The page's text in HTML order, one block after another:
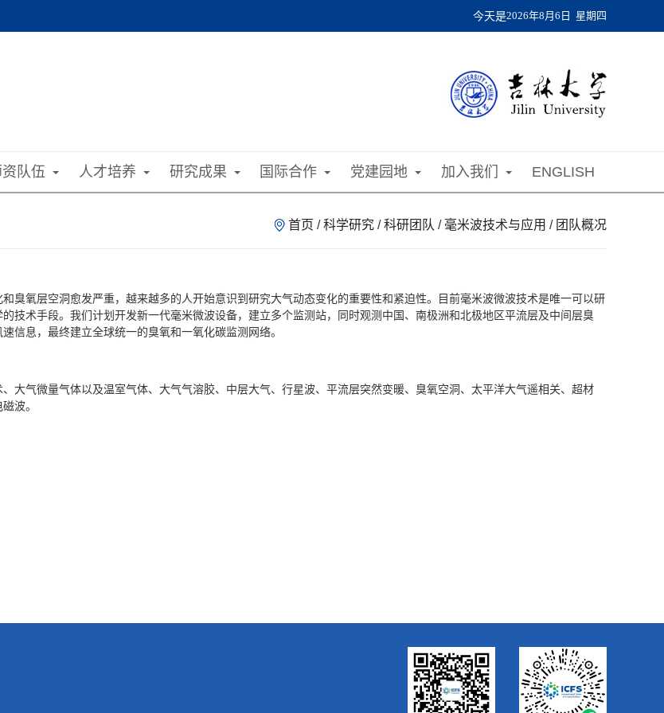
今天是2026年8月6日 星期四
资队伍 人才培养 研究成果 国际合作 党建园地 加入我们 ENGLISH
首页 /科学研究 /科研团队 / 毫米波技术与应用 / 团队概况
和臭氧层空洞愈发严重，越来越多的人开始意识到研究大气动态变化的重要性和紧迫性。目前毫米波微波技术是唯一可以研
技术手段。我们计划开发新一代毫米微波设备，建立多个监测站，同时观测中国、南极洲和北极地区平流层及中间层臭
信息，最终建立全球统一的臭氧和一氧化碳监测网络。
、大气微量气体以及温室气体、大气气溶胶、中层大气、行星波、平流层突然变暖、臭氧空洞、太平洋大气遥相关、超材
波。